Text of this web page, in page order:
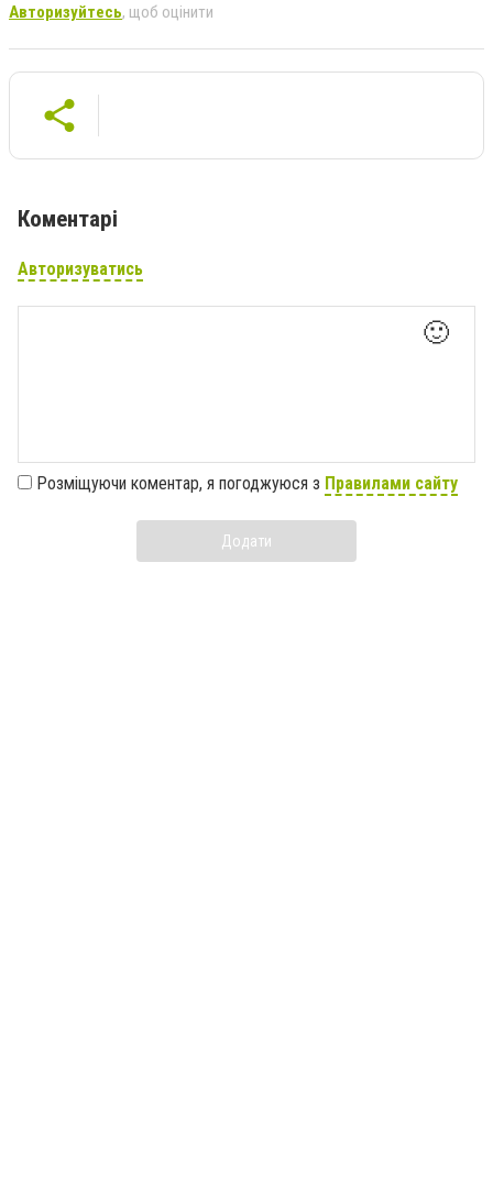
Авторизуйтесь, щоб оцінити
Коментарі
Авторизуватись
🙂
Розміщуючи коментар, я погоджуюся з Правилами сайту
Додати